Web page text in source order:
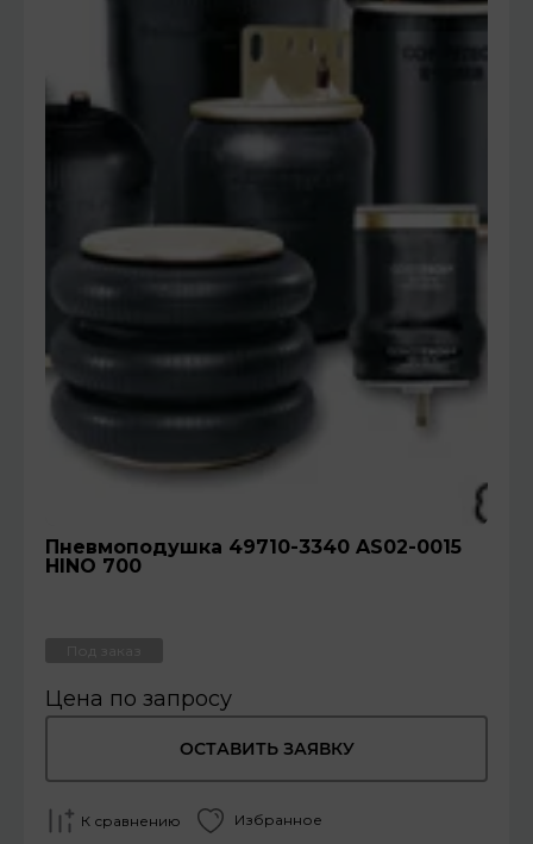
Пневмоподушка 49710-3340 AS02-0015
HINO 700
Цена по запросу
ОСТАВИТЬ ЗАЯВКУ
К сравнению Избранное